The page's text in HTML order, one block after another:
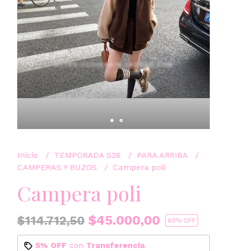
Inicio TEMPORADA S26
PARA ARRIBA
CAMPERAS Y BUZOS
Campera poli
Campera poli
$114.712,50$45.000,00 60% OFF
5% OFF con Transferencia